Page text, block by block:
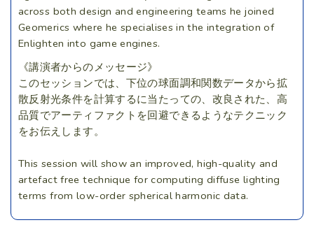
across both design and engineering teams he joined
Geomerics where he specialises in the integration of
Enlighten into game engines.
《講演者からのメッセージ》
このセッションでは、下位の球面調和関数データから拡
散反射光条件を計算するに当たっての、改良された、高
品質でアーティファクトを回避できるようなテクニック
をお伝えします。
This session will show an improved, high-quality and
artefact free technique for computing diffuse lighting
terms from low-order spherical harmonic data.